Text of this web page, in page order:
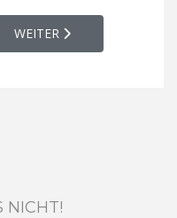
SPORTPLATZ,
NÄCHSTER BEITRAG: OFF
WEITER
NICHT!